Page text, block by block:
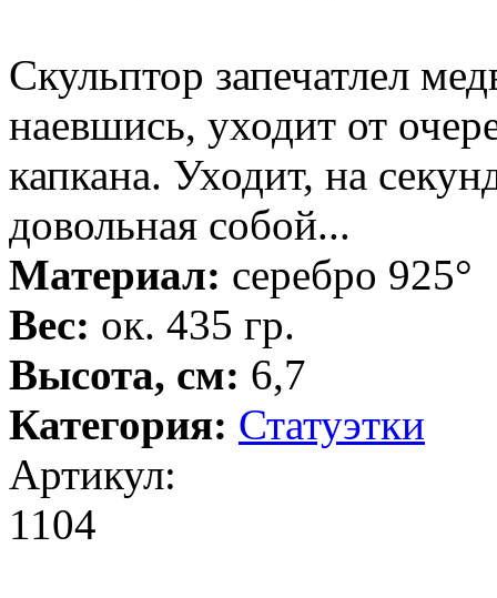
Скульптор запечатлел
наевшись, уходит от
капкана. Уходит, на
довольная собой...
Материал: серебро 925°
Вес: ок. 435 гр.
Высота, см: 6,7
Категория: Статуэтки
Артикул:
1104